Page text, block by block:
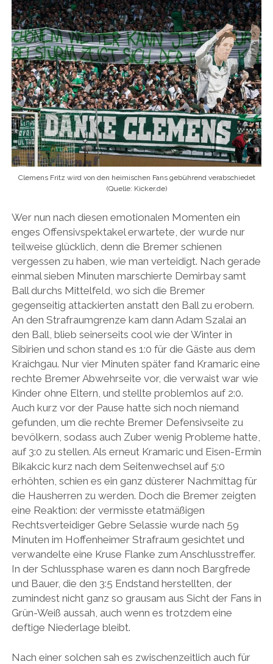
Clemens Fritz wird von den heimischen Fans gebührend verabschiedet
(Quelle: Kicker.de)
Wer nun nach diesen emotionalen Momenten ein
enges Offensivspektakel erwartete, der wurde nur
teilweise glücklich, denn die Bremer schienen
vergessen zu haben, wie man verteidigt. Nach gerade
einmal sieben Minuten marschierte Demirbay samt
Ball durchs Mittelfeld, wo sich die Bremer
gegenseitig attackierten anstatt den Ball zu erobern.
An den Strafraumgrenze kam dann Adam Szalai an
den Ball, blieb seinerseits cool wie der Winter in
Sibirien und schon stand es 1:0 für die Gäste aus dem
Kraichgau. Nur vier Minuten später fand Kramaric eine
rechte Bremer Abwehrseite vor, die verwaist war wie
Kinder ohne Eltern, und stellte problemlos auf 2:0.
Auch kurz vor der Pause hatte sich noch niemand
gefunden, um die rechte Bremer Defensivseite zu
bevölkern, sodass auch Zuber wenig Probleme hatte,
auf 3:0 zu stellen. Als erneut Kramaric und Eisen-Ermin
Bikakcic kurz nach dem Seitenwechsel auf 5:0
erhöhten, schien es ein ganz düsterer Nachmittag für
die Hausherren zu werden. Doch die Bremer zeigten
eine Reaktion: der vermisste etatmäßigen
Rechtsverteidiger Gebre Selassie wurde nach 59
Minuten im Hoffenheimer Strafraum gesichtet und
verwandelte eine Kruse Flanke zum Anschlusstreffer.
In der Schlussphase waren es dann noch Bargfrede
und Bauer, die den 3:5 Endstand herstellten, der
zumindest nicht ganz so grausam aus Sicht der Fans in
Grün-Weiß aussah, auch wenn es trotzdem eine
deftige Niederlage bleibt.
Nach einer solchen sah es zwischenzeitlich auch für